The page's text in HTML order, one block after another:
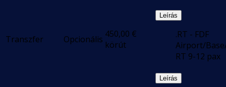
Transzfer Opcionális 450,00 €
körút
Leírás
.RT - FDF
Airport/
RT 9-12 pax
Leírás